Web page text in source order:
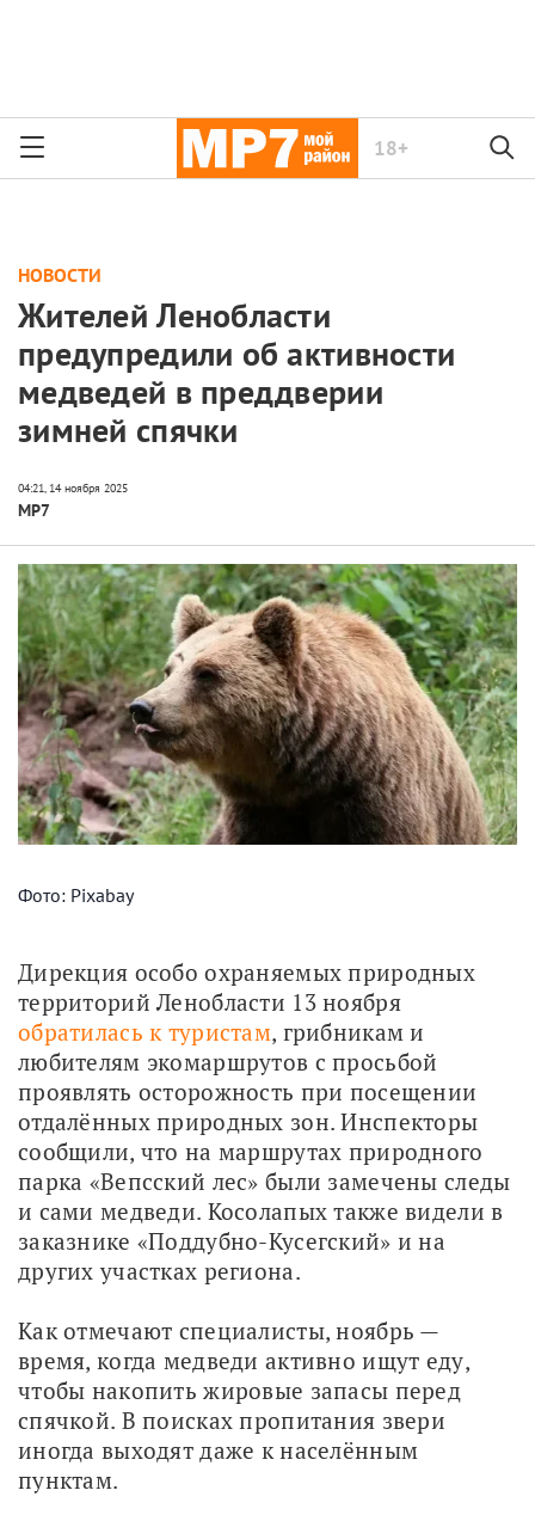
18+
НОВОСТИ
Жителей Ленобласти
предупредили об активности
медведей в преддверии
зимней спячки
МР7
Фото: Pixabay
Дирекция особо охраняемых природных
территорий Ленобласти 13 ноября
обратилась к туристам, грибникам и
любителям экомаршрутов с просьбой
проявлять осторожность при посещении
отдалённых природных зон. Инспекторы
сообщили, что на маршрутах природного
парка «Вепсский лес» были замечены следы
и сами медведи. Косолапых также видели в
заказнике «Поддубно-Кусегский» и на
других участках региона.
Как отмечают специалисты, ноябрь —
время, когда медведи активно ищут еду,
чтобы накопить жировые запасы перед
спячкой. В поисках пропитания звери
иногда выходят даже к населённым
пунктам.